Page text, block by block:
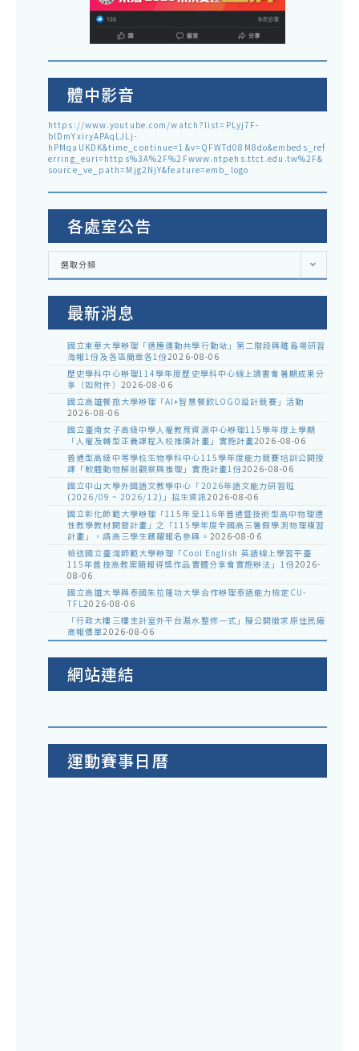
體中影音
https://www.youtube.com/watch?list=PLyj7F-
blDmYxiryAPAqLJLj-
hPMqaUKDK&time_continue=1&v=QFWTd08M8do&embeds_ref
erring_euri=https%3A%2F%2Fwww.ntpehs.ttct.edu.tw%2F&
source_ve_path=Mjg2NjY&feature=emb_logo
各處室公告
各
室
選取分類
最新消息
國立東華大學辦理「適應運動共學行動站」第二階段與離島場研習
海報1份及各區簡章各1份2026-08-06
歷史學科中心辦理114學年度歷史學科中心線上讀書會暑期成果分
享（如附件） 2026-08-06
國立高雄餐旅大學辦理「AI+智慧餐飲LOGO設計競賽」活動
2026-08-06
國立臺南女子高級中學人權教育資源中心辦理115學年度上學期
「人權及轉型正義課程入校推廣計畫」實施計畫2026-08-06
普通型高級中等學校生物學科中心115學年度能力競賽培訓公開授
課「軟體動物解剖觀察與推理」實施計畫1份2026-08-06
國立中山大學外國語文教學中心「2026年語文能力研習班
(2026/09 ~ 2026/12)」招生資訊2026-08-06
國立彰化師範大學辦理「115年至116年普通暨技術型高中物理適
性教學教材開發計畫」之「115學年度全國高三暑假學測物理複習
計畫」，請高三學生踴躍報名參與。 2026-08-06
檢送國立臺灣師範大學辦理「Cool English 英語線上學習平臺
115年普技高教案簡報得獎作品實體分享會實施辦法」1份2026-
08-06
國立高雄大學與泰國朱拉隆功大學合作辦理泰語能力檢定CU-
TFL2026-08-06
「行政大樓三樓主計室外平台漏水整修一式」擬公開徵求原住民廠
商報價單2026-08-06
網站連結
運動賽事日曆